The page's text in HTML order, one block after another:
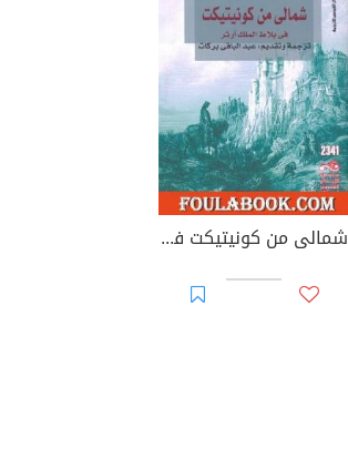
شمالى من كونيتيكت فى بلاط الملك آرثر